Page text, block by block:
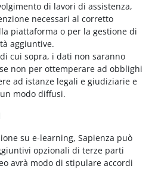
di lavori di assistenza,
necessari al corretto
piattaforma o per la gestione di
aggiuntive.
cui sopra, i dati non saranno
non per ottemperare ad obblighi
ad istanze legali e giudiziarie e
modo diffusi.
su e-learning, Sapienza può
opzionali di terze parti
avrà modo di stipulare accordi